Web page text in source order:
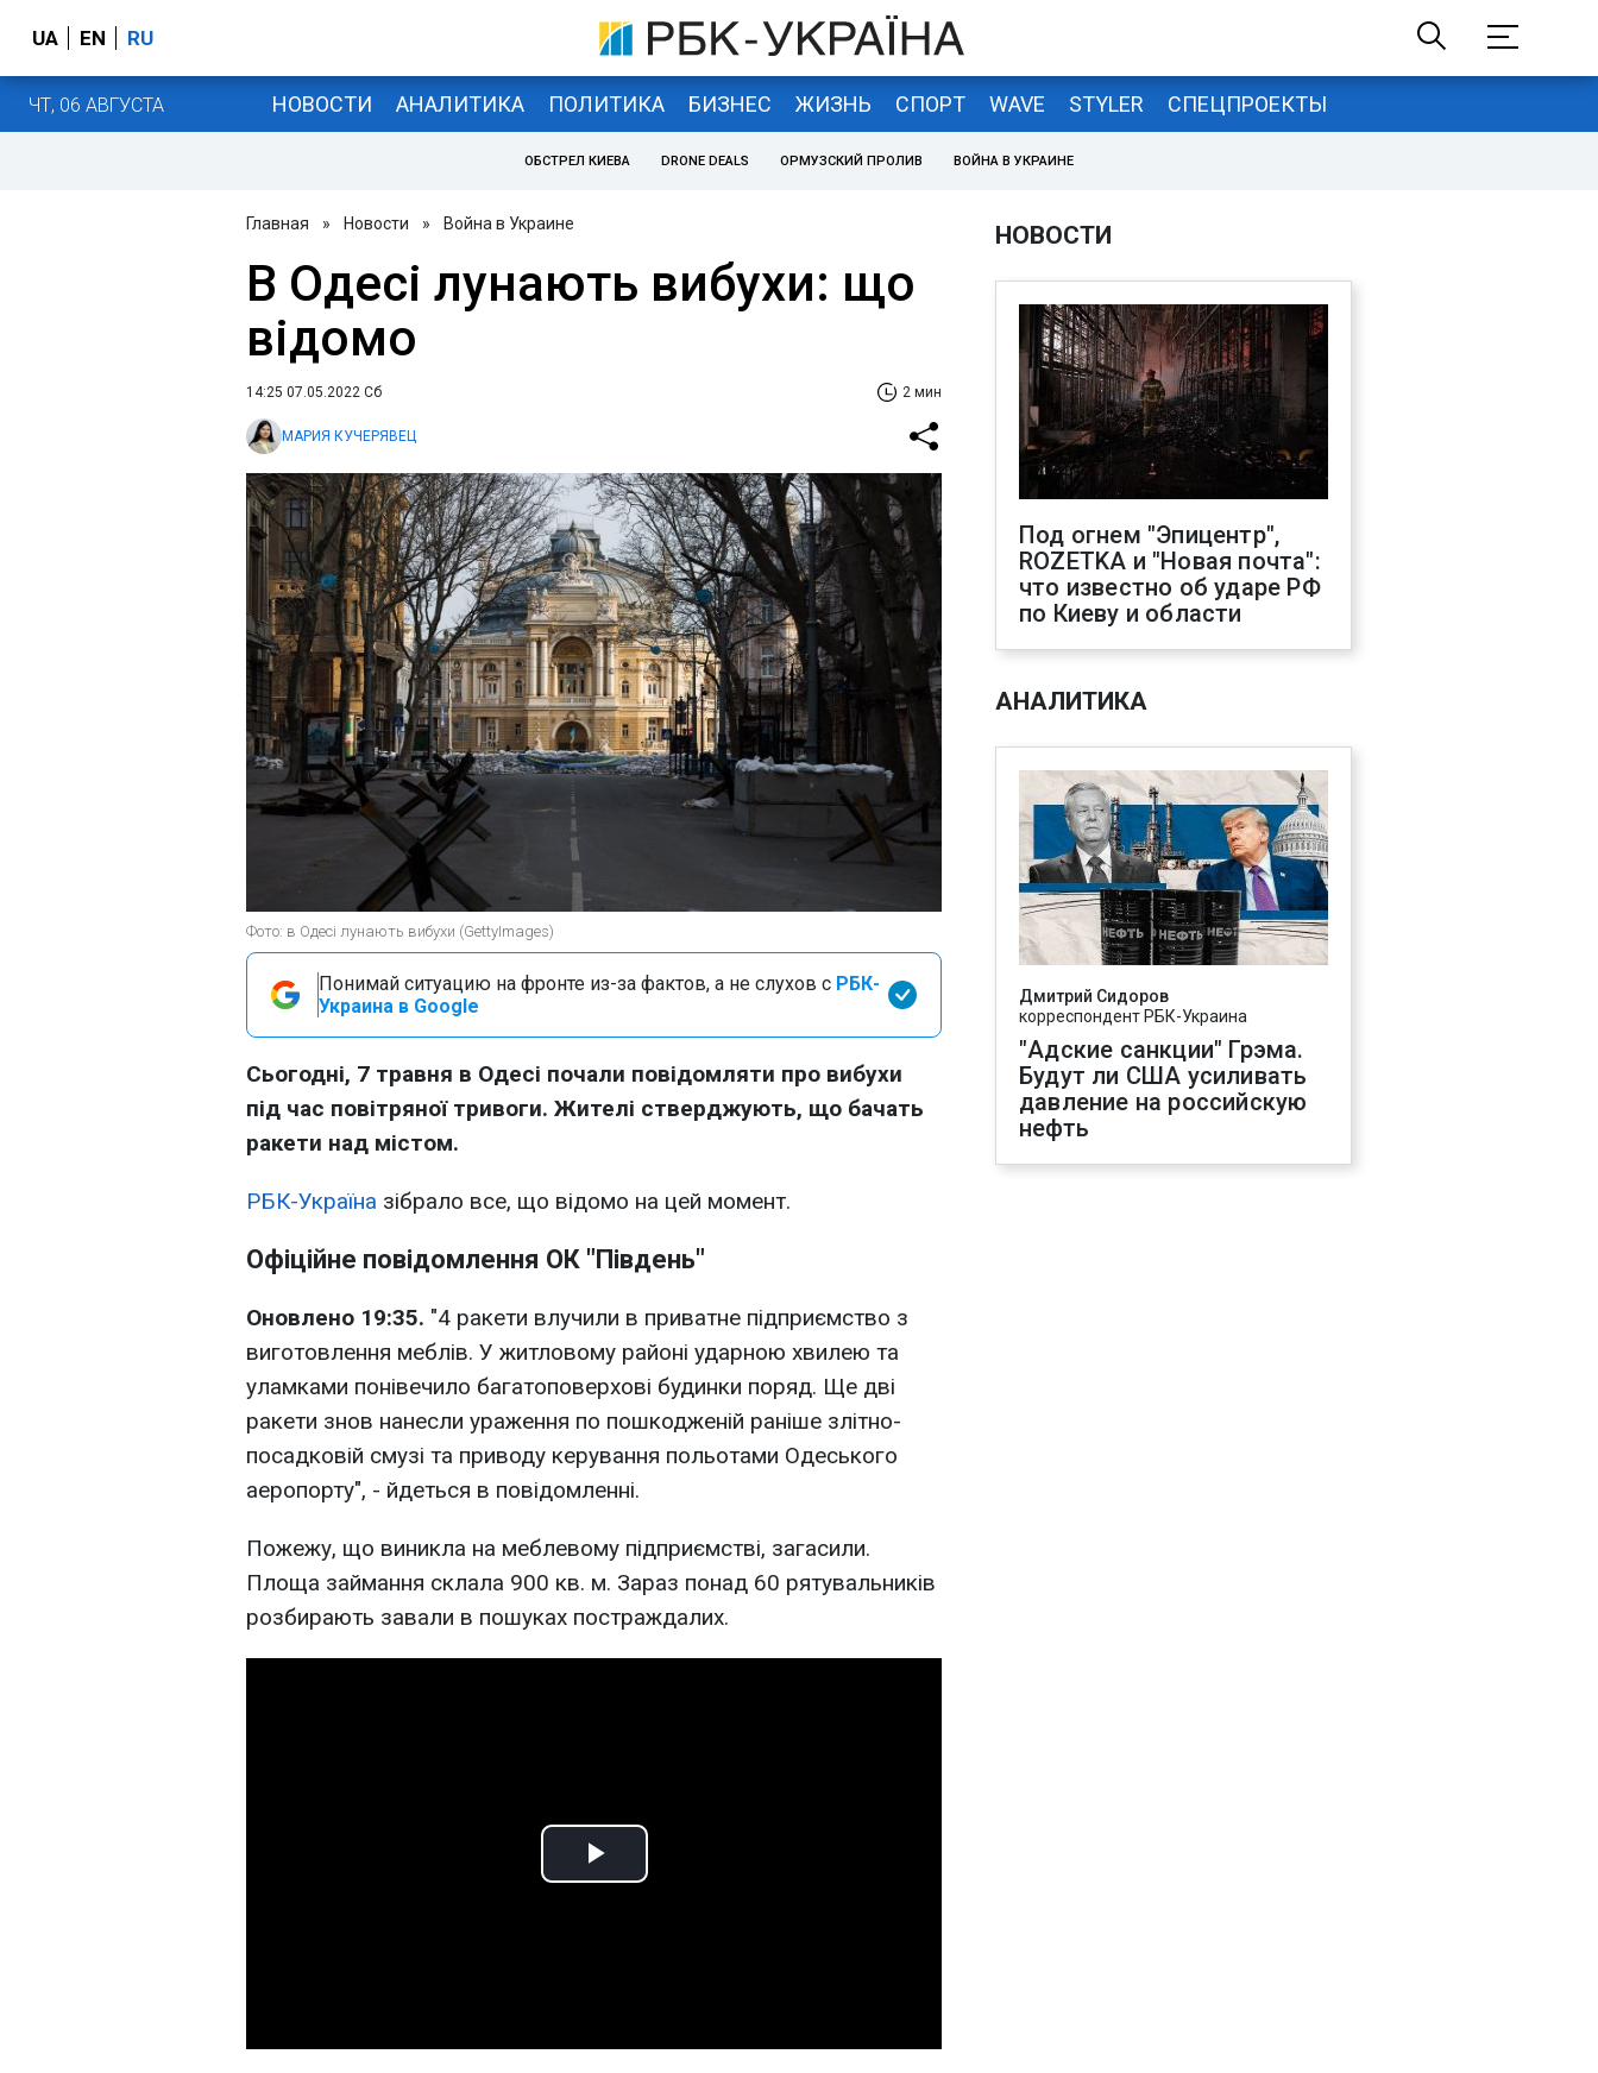
UA EN RU
ЧТ, 06 АВГУСТА НОВОСТИ АНАЛИТИКА ПОЛИТИКА БИЗНЕС ЖИЗНЬ СПОРТ WAVE STYLER СПЕЦПРОЕКТЫ
ОБСТРЕЛ КИЕВА DRONE DEALS ОРМУЗСКИЙ ПРОЛИВ ВОЙНА В УКРАИНЕ
Главная » Новости » Война в Украине
В Одесі лунають вибухи: що
відомо
14:25 07.05.2022 Сб 2 мин
МАРИЯ КУЧЕРЯВЕЦ
Фото: в Одесі лунають вибухи (GettyImages)
Понимай ситуацию на фронте из-за фактов, а не слухов с РБК-
Украина в Google
Сьогодні, 7 травня в Одесі почали повідомляти про вибухи
під час повітряної тривоги. Жителі стверджують, що бачать
ракети над містом.
РБК-Україна зібрало все, що відомо на цей момент.
Офіційне повідомлення ОК "Південь"
Оновлено 19:35. "4 ракети влучили в приватне підприємство з
виготовлення меблів. У житловому районі ударною хвилею та
уламками понівечило багатоповерхові будинки поряд. Ще дві
ракети знов нанесли ураження по пошкодженій раніше злітно-
посадковій смузі та приводу керування польотами Одеського
аеропорту", - йдеться в повідомленні.
Пожежу, що виникла на меблевому підприємстві, загасили.
Площа займання склала 900 кв. м. Зараз понад 60 рятувальників
розбирають завали в пошуках постраждалих.
Play
НОВОСТИ
Под огнем "Эпицентр",
ROZETKA и "Новая почта":
что известно об ударе РФ
по Киеву и области
АНАЛИТИКА
Дмитрий Сидоров
корреспондент РБК-Украина
"Адские санкции" Грэма.
Будут ли США усиливать
давление на российскую
нефть